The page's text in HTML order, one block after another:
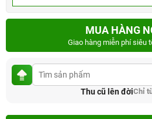
MUA HÀNG
Giao hàng miễn phí siêu
Thu cũ lên đờiChỉ